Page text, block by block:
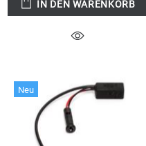
IN DEN WARENKORB
Neu